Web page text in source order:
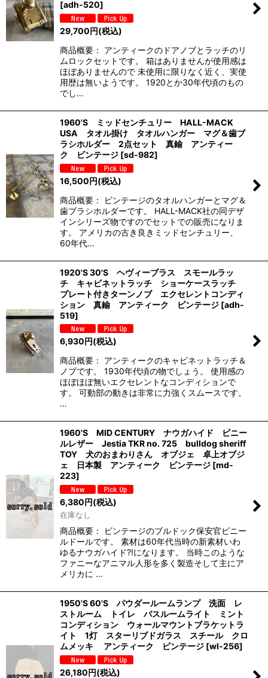
[adh-520]
29,700円(税込)
商品概要： アンティークのドアノブとラッチのリ
ムロックセットです。 箱はありませんが使用感は
ほぼありませんので 未使用に限りなく近く、実使
用歴は無いようです。 1920とか30年代頃のもの
でし…
1960'S ミッドセンチュリー HALL-MACK
USA タオル掛け タオルハンガー マグ＆歯ブ
ラシホルダー 2点セット 真鍮 アンティー
ク ビンテージ [sd-982]
16,500円(税込)
商品概要： ビンテージのタオルハンガーとマグ＆
歯ブラシホルダーです。 HALL-MACK社の同デザ
インシリーズ物ですのでセットでの販売になりま
す。 アメリカの古き良きミッドセンチュリー、
60年代…
1920'S 30'S ヘヴィーブラス スモールラッ
チ キャビネットラッチ ショーケースラッチ
プレート付きターンノブ エクセレントコンディ
ション 真鍮 アンティーク ビンテージ [adh-
519]
6,930 円(税込)
商品概要： アンティークのキャビネットラッチ＆
ノブです。 1930年代頃の物でしょう。 使用感の
ほぼほぼ無いエクセレントなコンディションで
す。 可動部の動きは非常に力強くスムースです。
…
1960'S MID CENTURY ナウガハイド ビニー
ルレザー Jestia TKR no. 725 bulldog sheriff
TOY 犬のおまわりさん オブジェ 卓上オブジ
ェ 日本製 アンティーク ビンテージ [md-
223]
6,380円(税込)
在庫なし
商品概要： ビンテージのブルドック保安官ビニー
ルドールです。 素材は60年代当時の新素材いわ
ゆるナウガハイド?!になります。 当時このような
ファニーなアニマル人形を多く製造そして主にア
メリカに …
1950'S 60'S パウダールームランプ 洗面 レ
ストルーム トイレ バスルームライト ミント
コンディション ウォールマウントブラケットラ
イト 1灯 スターリブドガラス スチール クロ
ムメッキ アンティーク ビンテージ [wl-256]
26,180円(税込)